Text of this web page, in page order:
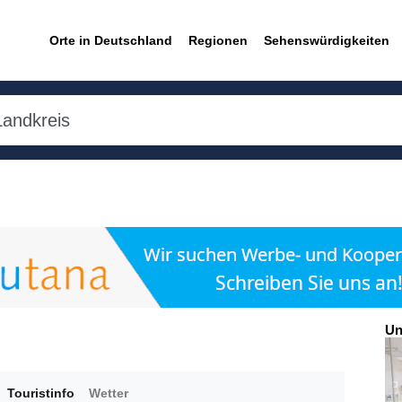
Orte in Deutschland Regionen Sehenswürdigkeiten
Touristinfo Wetter